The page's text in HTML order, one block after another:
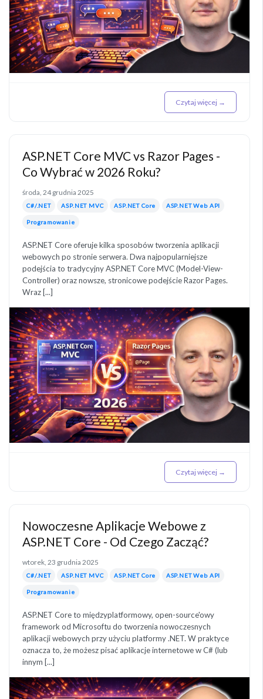
Czytaj więcej →
ASP.NET Core MVC vs Razor Pages -
Co Wybrać w 2026 Roku?
środa, 24 grudnia 2025
C#/.NET ASP.NET MVC ASP.NET Core ASP.NET Web API
Programowanie
ASP.NET Core oferuje kilka sposobów tworzenia aplikacji
webowych po stronie serwera. Dwa najpopularniejsze
podejścia to tradycyjny ASP.NET Core MVC (Model-View-
Controller) oraz nowsze, stronicowe podejście Razor Pages.
Wraz [...]
Czytaj więcej →
Nowoczesne Aplikacje Webowe z
ASP.NET Core - Od Czego Zacząć?
wtorek, 23 grudnia 2025
C#/.NET ASP.NET MVC ASP.NET Core ASP.NET Web API
Programowanie
ASP.NET Core to międzyplatformowy, open-source'owy
framework od Microsoftu do tworzenia nowoczesnych
aplikacji webowych przy użyciu platformy .NET. W praktyce
oznacza to, że możesz pisać aplikacje internetowe w C# (lub
innym [...]